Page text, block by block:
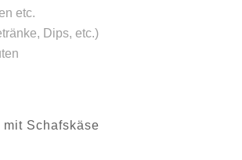
etc.
Dips, etc.)
Schafskäse